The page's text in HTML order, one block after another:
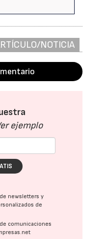
NOTICIA
ejemplo
newsletters y
de
comunicaciones